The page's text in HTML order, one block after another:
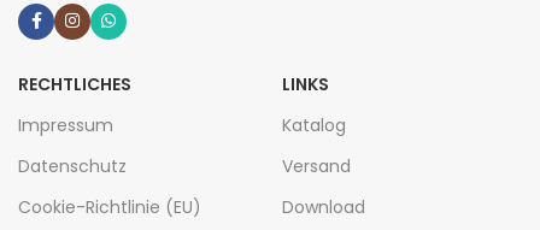
RECHTLICHES
Impressum
Datenschutz
Cookie-Richtlinie (EU)
LINKS
Katalog
Versand
Download